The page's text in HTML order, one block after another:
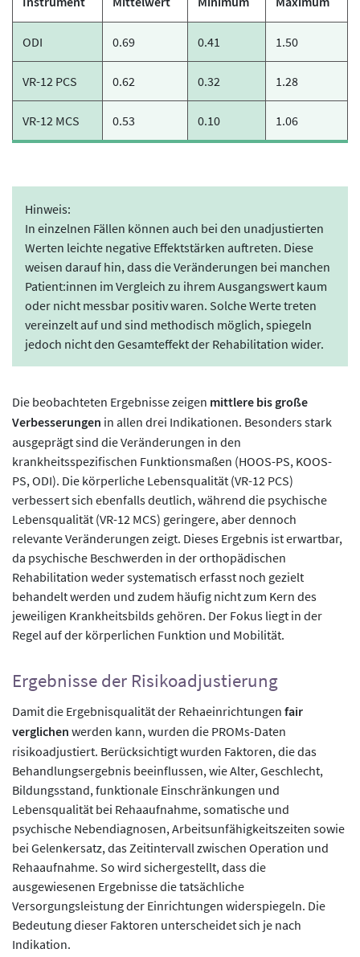
ODI 0.69 0.41 1.50
VR-12 PCS 0.62 0.32 1.28
VR-12 MCS 0.53 0.10 1.06
Hinweis:
In einzelnen Fällen können auch bei den unadjustierten
Werten leichte negative Effektstärken auftreten. Diese
weisen darauf hin, dass die Veränderungen bei manchen
Patient:innen im Vergleich zu ihrem Ausgangswert kaum
oder nicht messbar positiv waren. Solche Werte treten
vereinzelt auf und sind methodisch möglich, spiegeln
jedoch nicht den Gesamteffekt der Rehabilitation wider.
Die beobachteten Ergebnisse zeigen mittlere bis große
Verbesserungen in allen drei Indikationen. Besonders stark
ausgeprägt sind die Veränderungen in den
krankheitsspezifischen Funktionsmaßen (HOOS-PS, KOOS-
PS, ODI). Die körperliche Lebensqualität (VR-12 PCS)
verbessert sich ebenfalls deutlich, während die psychische
Lebensqualität (VR-12 MCS) geringere, aber dennoch
relevante Veränderungen zeigt. Dieses Ergebnis ist erwartbar,
da psychische Beschwerden in der orthopädischen
Rehabilitation weder systematisch erfasst noch gezielt
behandelt werden und zudem häufig nicht zum Kern des
jeweiligen Krankheitsbilds gehören. Der Fokus liegt in der
Regel auf der körperlichen Funktion und Mobilität.
Ergebnisse der Risikoadjustierung
Damit die Ergebnisqualität der Rehaeinrichtungen fair
verglichen werden kann, wurden die PROMs-Daten
risikoadjustiert. Berücksichtigt wurden Faktoren, die das
Behandlungsergebnis beeinflussen, wie Alter, Geschlecht,
Bildungsstand, funktionale Einschränkungen und
Lebensqualität bei Rehaaufnahme, somatische und
psychische Nebendiagnosen, Arbeitsunfähigkeitszeiten sowie
bei Gelenkersatz, das Zeitintervall zwischen Operation und
Rehaaufnahme. So wird sichergestellt, dass die
ausgewiesenen Ergebnisse die tatsächliche
Versorgungsleistung der Einrichtungen widerspiegeln. Die
Bedeutung dieser Faktoren unterscheidet sich je nach
Indikation.